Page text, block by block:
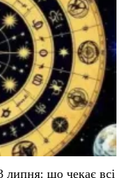
липня: що чекає всі